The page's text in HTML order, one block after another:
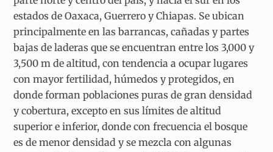
estados de Oaxaca, Guerrero y Chiapas. Se ubican
principalmente en las barrancas, cañadas y partes
bajas de laderas que se encuentran entre los 3,000 y
3,500 m de altitud, con tendencia a ocupar lugares
con mayor fertilidad, húmedos y protegidos, en
donde forman poblaciones puras de gran densidad
y cobertura, excepto en sus límites de altitud
superior e inferior, donde con frecuencia el bosque
es de menor densidad y se mezcla con algunas